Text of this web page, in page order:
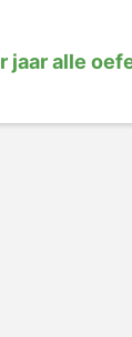
jaar alle